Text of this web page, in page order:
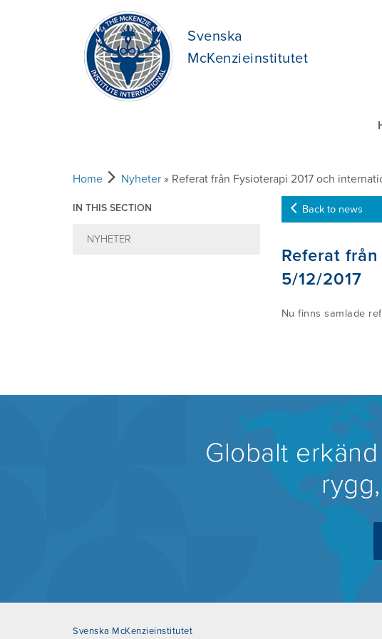
Svenska
McKenzieinstitutet
Home Nyheter » Referat från Fysioterapi 2017 och
IN THIS SECTION
NYHETER
Back to news
Referat
5/12/2017
Nu finns samlade
Globalt
Svenska McKenzieinstitutet